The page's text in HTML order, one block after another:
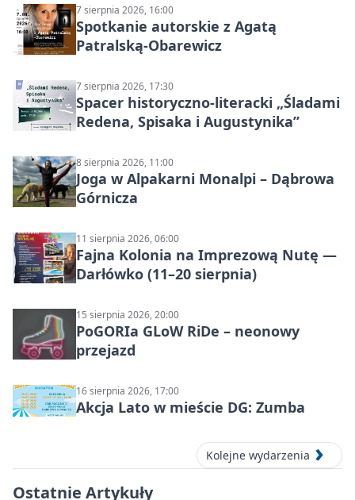
7 sierpnia 2026, 16:00
Spotkanie autorskie z Agatą
Patralską-Obarewicz
7 sierpnia 2026, 17:30
Spacer historyczno-literacki „Śladami
Redena, Spisaka i Augustynika”
8 sierpnia 2026, 11:00
Joga w Alpakarni Monalpi – Dąbrowa
Górnicza
11 sierpnia 2026, 06:00
Fajna Kolonia na Imprezową Nutę —
Darłówko (11–20 sierpnia)
15 sierpnia 2026, 20:00
PoGORIa GLoW RiDe – neonowy
przejazd
16 sierpnia 2026, 17:00
Akcja Lato w mieście DG: Zumba
Kolejne wydarzenia
Ostatnie Artykuły